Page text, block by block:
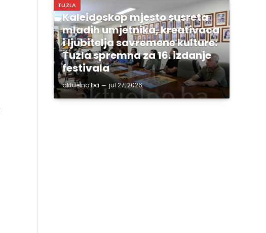
TUZLA
Kaleidoskop mjesto susreta
mladih umjetnika, kreativaca
i ljubitelja savremene kulture:
Tuzla spremna za 16. izdanje
festivala
aktuelno.ba jul 27, 2026